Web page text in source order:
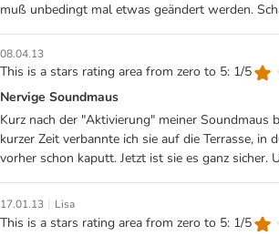
muß unbedingt mal etwas geändert werden.
08.04.13
This is a stars rating area from zero to 5: 1/5
Nervige Soundmaus
Kurz nach der "Aktivierung" meiner Soundmaus
kurzer Zeit verbannte ich sie auf die Terrasse,
vorher schon kaputt. Jetzt ist sie es ganz sicher.
17.01.13 | Lisa
This is a stars rating area from zero to 5: 1/5